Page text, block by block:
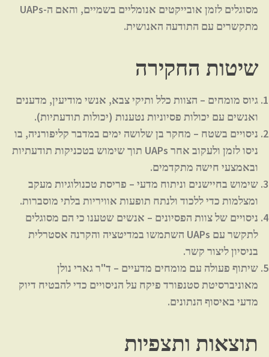
מסוגלים לזמן אובייקטים אנומליים בשמיים, והאם ה-UAPs
מתקשרים עם התודעה האנושית.
שיטות החקירה
גיוס מומחים – הצוות כלל ותיקי צבא, אנשי מודיעין, מדענים
ואנשים עם יכולות פסיוניות נטענות (יכולות תודעתיות).
ניסויים בשטח – מחקר בן שלושה ימים במדבר קליפורניה, בו
ניסו לזמן ולעקוב אחר UAPs תוך שימוש בטכניקות תודעתיות
ובאמצעי חישה מתקדמים.
שימוש בחיישנים וניתוח מדעי – פריסת טכנולוגיות מעקב
ומצלמות כדי ללכוד ולנתח תופעות אוויריות בלתי מוסברות.
ניסויים של צוות הפסיונים – אנשים שטענו כי הם מסוגלים
לתקשר עם UAPs השתמשו במדיטציה והקרנה אסטרלית
בניסיון ליצור קשר.
שיתוף פעולה עם מומחים מדעיים – ד"ר גארי נולן
מאוניברסיטת סטנפורד פיקח על הניסויים כדי להבטיח דיוק
מדעי באיסוף הנתונים.
תוצאות ותצפיות